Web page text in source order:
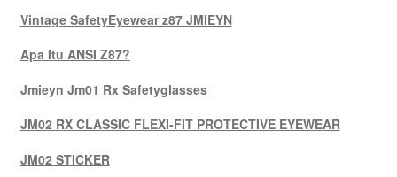
Vintage SafetyEyewear z87 JMIEYN
Apa Itu ANSI Z87?
Jmieyn Jm01 Rx Safetyglasses
JM02 RX CLASSIC FLEXI-FIT PROTECTIVE EYEWEAR
JM02 STICKER